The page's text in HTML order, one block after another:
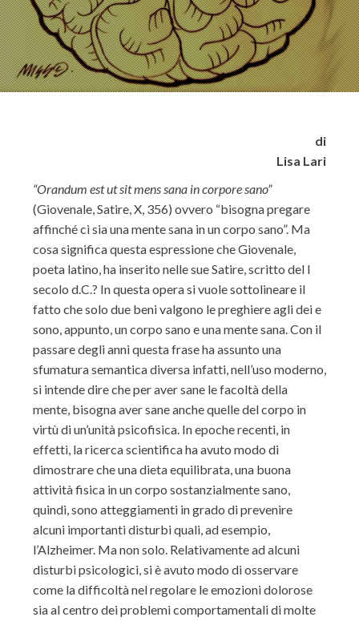
di
Lisa Lari
“Orandum est ut sit mens sana in corpore sano”
(Giovenale, Satire, X, 356) ovvero “bisogna pregare
affinché ci sia una mente sana in un corpo sano”. Ma
cosa significa questa espressione che Giovenale,
poeta latino, ha inserito nelle sue Satire, scritto del I
secolo d.C.? In questa opera si vuole sottolineare il
fatto che solo due beni valgono le preghiere agli dei e
sono, appunto, un corpo sano e una mente sana. Con il
passare degli anni questa frase ha assunto una
sfumatura semantica diversa infatti, nell’uso moderno,
si intende dire che per aver sane le facoltà della
mente, bisogna aver sane anche quelle del corpo in
virtù di un’unità psicofisica. In epoche recenti, in
effetti, la ricerca scientifica ha avuto modo di
dimostrare che una dieta equilibrata, una buona
attività fisica in un corpo sostanzialmente sano,
quindi, sono atteggiamenti in grado di prevenire
alcuni importanti disturbi quali, ad esempio,
l’Alzheimer. Ma non solo. Relativamente ad alcuni
disturbi psicologici, si è avuto modo di osservare
come la difficoltà nel regolare le emozioni dolorose
sia al centro dei problemi comportamentali di molte